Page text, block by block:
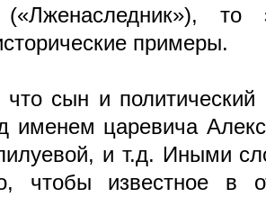
то
примеры.
сын и
именем царевича
и т.д. Иными
чтобы известное в